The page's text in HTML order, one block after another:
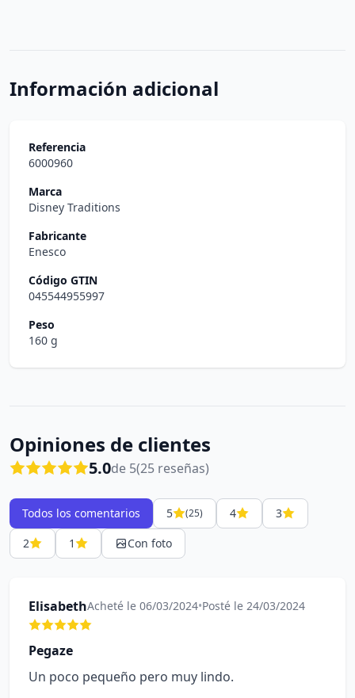
Información adicional
Referencia
6000960
Marca
Disney Traditions
Fabricante
Enesco
Código GTIN
045544955997
Peso
160 g
Opiniones de clientes
5.0de 5(25 reseñas)
Todos los comentarios 5 (25) 4
3
2
1 Con foto
ElisabethAcheté le 06/03/2024•Posté le 24/03/2024
Pegaze
Un poco pequeño pero muy lindo.